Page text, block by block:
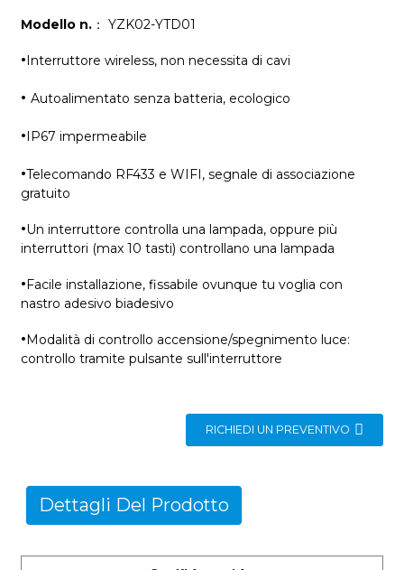
Modello n.： YZK02-YTD01
·Interruttore wireless, non necessita di cavi
· Autoalimentato senza batteria, ecologico
·IP67 impermeabile
·Telecomando RF433 e WIFI, segnale di associazione
gratuito
·Un interruttore controlla una lampada, oppure più
interruttori (max 10 tasti) controllano una lampada
·Facile installazione, fissabile ovunque tu voglia con
nastro adesivo biadesivo
·Modalità di controllo accensione/spegnimento luce:
controllo tramite pulsante sull'interruttore
RICHIEDI UN PREVENTIVO
Dettagli Del Prodotto